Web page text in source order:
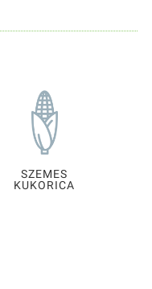
SZEMES
KUKORICA